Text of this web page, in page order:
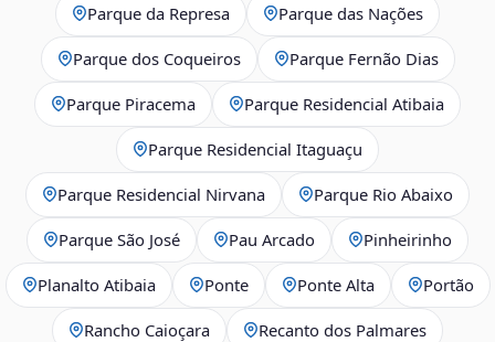
Parque da Represa Parque das Nações
Parque dos Coqueiros Parque Fernão Dias
Parque Piracema Parque Residencial Atibaia
Parque Residencial Itaguaçu
Parque Residencial Nirvana Parque Rio Abaixo
Parque São José Pau Arcado Pinheirinho
Planalto Atibaia Ponte Ponte Alta Portão
Rancho Caioçara Recanto dos Palmares